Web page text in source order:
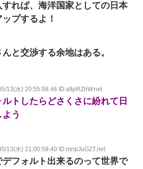
れば、海洋国家としての日本
プするよ！
と交渉する余地はある。
13(水) 20:55:08.46 ID:afipRZhW.net
トしたらどさくさに紛れて日
う
13(水) 21:00:59.40 ID:mnpJuG2T.net
デフォルト出来るのって世界で